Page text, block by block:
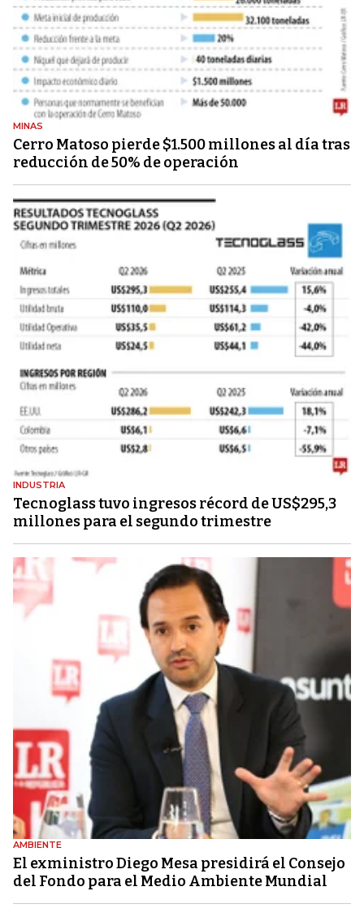
MINAS
Cerro Matoso pierde $1.500 millones al día tras
reducción de 50% de operación
INDUSTRIA
Tecnoglass tuvo ingresos récord de US$295,3
millones para el segundo trimestre
AMBIENTE
El exministro Diego Mesa presidirá el Consejo
del Fondo para el Medio Ambiente Mundial